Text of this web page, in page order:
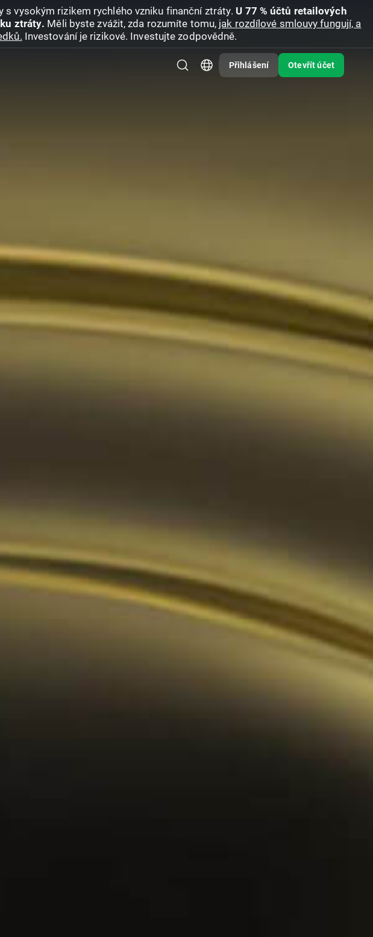
vysokým rizikem rychlého vzniku finanční ztráty. U 77 % účtů retailových
ztráty. Měli byste zvážit, zda rozumíte tomu, jak rozdílové smlouvy fungují, a
Investování je rizikové. Investujte zodpovědně.
Přihlášení Otevřít účet